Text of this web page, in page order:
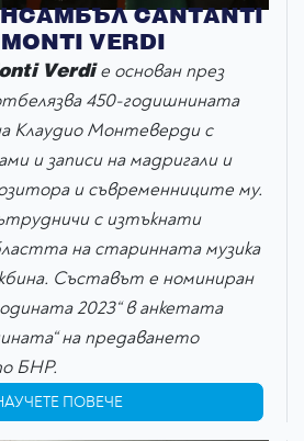
CANTANTI
VERDI
Verdiе основан през
450-годишнината
Клаудио Монтеверди с
и записи на мадригали и
и съвременниците му.
с изтъкнати
на старинната музика
Съставът е номиниран
2023“ в анкетата
на предаването
БНР.
ПОВЕЧЕ